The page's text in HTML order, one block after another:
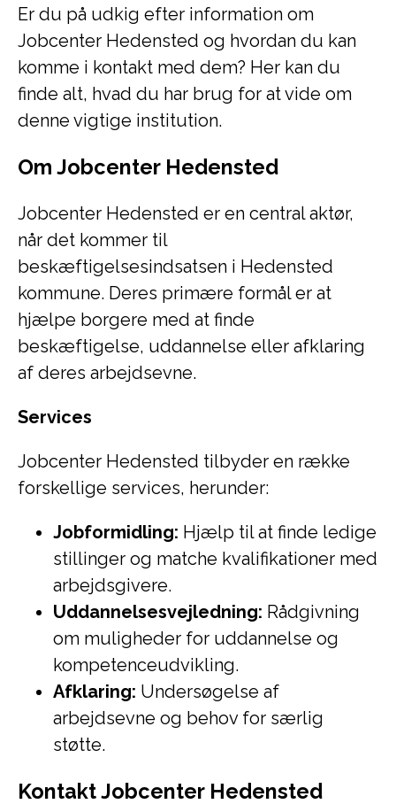
Er du på udkig efter information om
Jobcenter Hedensted og hvordan du kan
komme i kontakt med dem? Her kan du
finde alt, hvad du har brug for at vide om
denne vigtige institution.
Om Jobcenter Hedensted
Jobcenter Hedensted er en central aktør,
når det kommer til
beskæftigelsesindsatsen i Hedensted
kommune. Deres primære formål er at
hjælpe borgere med at finde
beskæftigelse, uddannelse eller afklaring
af deres arbejdsevne.
Services
Jobcenter Hedensted tilbyder en række
forskellige services, herunder:
Jobformidling: Hjælp til at finde ledige
stillinger og matche kvalifikationer med
arbejdsgivere.
Uddannelsesvejledning: Rådgivning
om muligheder for uddannelse og
kompetenceudvikling.
Afklaring: Undersøgelse af
arbejdsevne og behov for særlig
støtte.
Kontakt Jobcenter Hedensted